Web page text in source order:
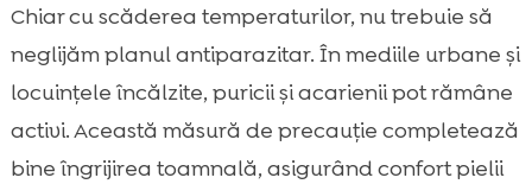
Chiar cu scăderea temperaturilor, nu trebuie să
neglijăm planul antiparazitar. În mediile urbane și
locuințele încălzite, puricii și acarienii pot rămâne
activi. Această măsură de precauție completează
bine îngrijirea toamnală, asigurând confort pielii